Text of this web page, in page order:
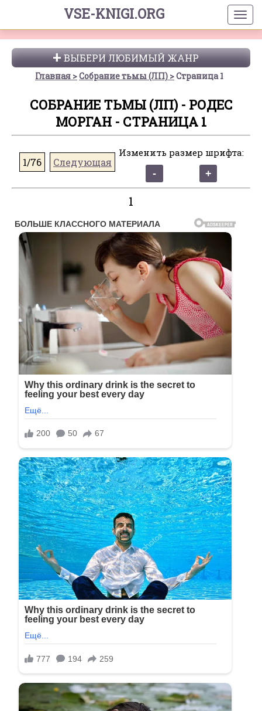
VSE-KNIGI.ORG
ВЫБЕРИ ЛЮБИМЫЙ ЖАНР
Главная Собрание тьмы (ЛП) Страница 1
СОБРАНИЕ ТЬМЫ (ЛП) - РОДЕС
МОРГАН - СТРАНИЦА 1
1/76 Следующая
Изменить размер шрифта:
1